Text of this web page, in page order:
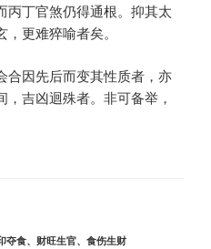
丙丁官煞仍得通根。抑其太
更难猝喻者矣。
合因先后而变其性质者，亦
吉凶迴殊者。非可备举，
夺食、 财旺生官、 食伤生财